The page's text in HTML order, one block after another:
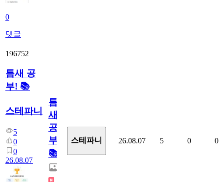
0
댓글
196752
틈새 공
부! 📚
스테파니
5
0
0
26.08.07
틈
새
공
부!
📚
스테파니 26.08.07 5 0 0